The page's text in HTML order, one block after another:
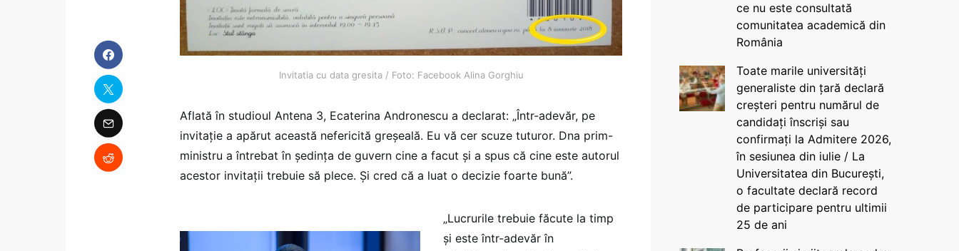
Invitatia cu data gresita / Foto: Facebook Alina Gorghiu
Aflată în studioul Antena 3, Ecaterina Andronescu a declarat: „Într-adevăr, pe
invitație a apărut această nefericită greșeală. Eu vă cer scuze tuturor. Dna prim-
ministru a întrebat în ședința de guvern cine a facut și a spus că cine este autorul
acestor invitații trebuie să plece. Și cred că a luat o decizie foarte bună”.
„Lucrurile trebuie făcute la timp
și este într-adevăr în
ce nu este consultată
comunitatea academică din
România
Toate marile universități
generaliste din țară declară
creșteri pentru numărul de
candidați înscriși sau
confirmați la Admitere 2026,
în sesiunea din iulie / La
Universitatea din București,
o facultate declară record
de participare pentru ultimii
25 de ani